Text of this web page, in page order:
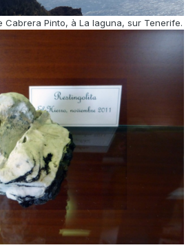
Cabrera Pinto, à La laguna, sur Tenerife.